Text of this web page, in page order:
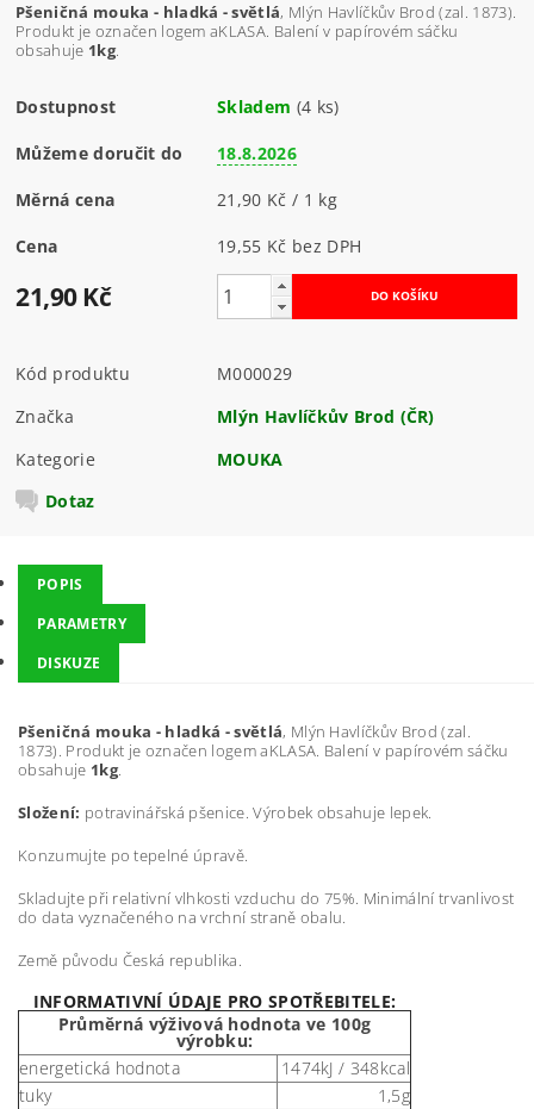
Pšeničná mouka - hladká - světlá, Mlýn Havlíčkův Brod (zal. 1873).
Produkt je označen logem aKLASA. Balení v papírovém sáčku
obsahuje 1kg.
Dostupnost Skladem (4 ks)
Můžeme doručit do 18.8.2026
Měrná cena 21,90 Kč / 1 kg
Cena 19,55 Kč bez DPH
21,90 Kč
Kód produktu
M000029
Značka
Mlýn Havlíčkův Brod (ČR)
Kategorie
MOUKA
Dotaz
POPIS
PARAMETRY
DISKUZE
Pšeničná mouka - hladká - světlá, Mlýn Havlíčkův Brod (zal.
1873). Produkt je označen logem aKLASA. Balení v papírovém sáčku
obsahuje 1kg.
Složení: potravinářská pšenice. Výrobek obsahuje lepek.
Konzumujte po tepelné úpravě.
Skladujte při relativní vlhkosti vzduchu do 75%. Minimální trvanlivost
do data vyznačeného na vrchní straně obalu.
Země původu Česká republika.
INFORMATIVNÍ ÚDAJE PRO SPOTŘEBITELE:
Průměrná výživová hodnota ve 100g
výrobku:
energetická hodnota
1474kJ / 348kcal
tuky
1,5g